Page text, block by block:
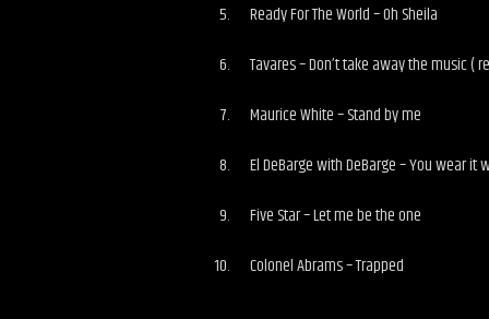
Ready For The World – Oh Sheila
Tavares – Don’t take away the music (
Maurice White – Stand by me
El DeBarge with DeBarge – You wear it
Five Star – Let me be the one
Colonel Abrams – Trapped